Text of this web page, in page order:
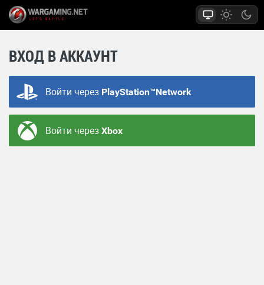
ВХОД В АККАУНТ
Войти через PlayStation™Network
Войти черезXbox